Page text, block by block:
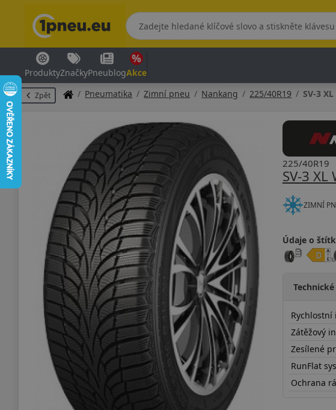
ProduktyZnačkyPneublogAkce
Zpět Pneumatika Zimní pneu Nankang 225/40R19 SV-3 XL
SV-3 XL
225/40R19
ZIMNÍ
Údaje o
Rychlostní
Zátěžový
Zesílené
RunFlat
Ochrana